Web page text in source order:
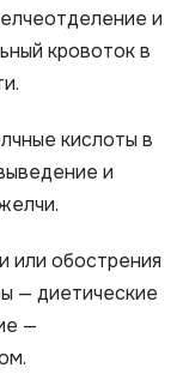
и
кровоток в
кислоты в
и
или обострения
— диетические
—